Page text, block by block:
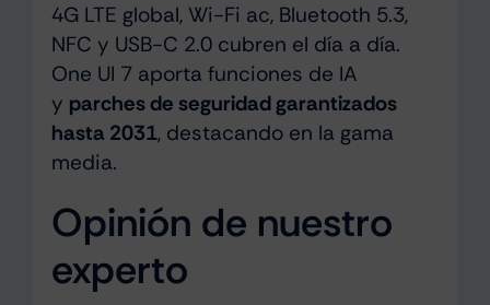
4G LTE global, Wi-Fi ac, Bluetooth 5.3,
NFC y USB-C 2.0 cubren el día a día.
One UI 7 aporta funciones de IA
y parches de seguridad garantizados
hasta 2031, destacando en la gama
media.
Opinión de nuestro
experto